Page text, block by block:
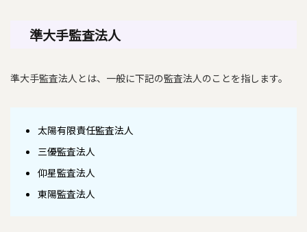
準大手監査法人
準大手監査法人とは、一般に下記の監査法人のことを指します。
太陽有限責任監査法人
三優監査法人
仰星監査法人
東陽監査法人